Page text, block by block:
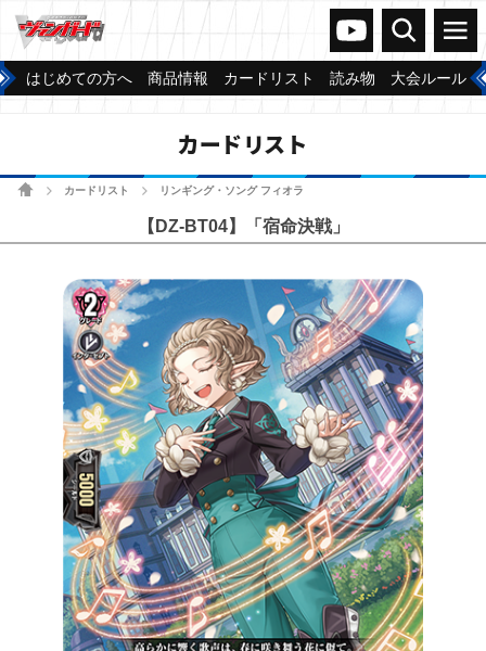
ヴァンガードch
検索 メニュー
はじめての方へ 商品情報 カードリスト 読み物 大会ルール
カードリスト
ホームカードリスト リンギング・ソング フィオラ
【DZ-BT04】「宿命決戦」